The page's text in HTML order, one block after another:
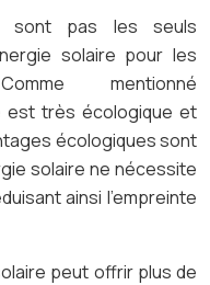
sont pas les seuls
solaire pour les
mentionné
est très écologique et
écologiques sont
solaire ne nécessite
ainsi l’empreinte
peut offrir plus de